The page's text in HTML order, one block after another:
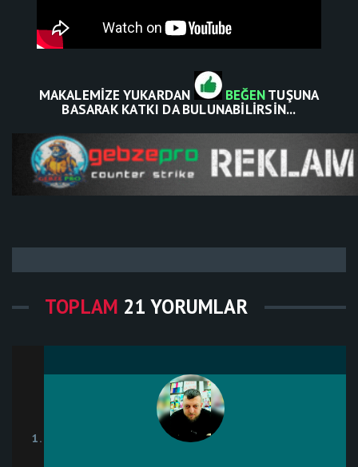
MAKALEMİZE YUKARDAN BEĞENTUŞUNA
BASARAK KATKI DA BULUNABİLİRSİN...
TOPLAM 21 YORUMLAR